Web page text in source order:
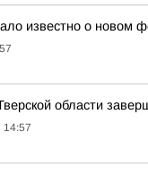
известно о новом
области
14:57